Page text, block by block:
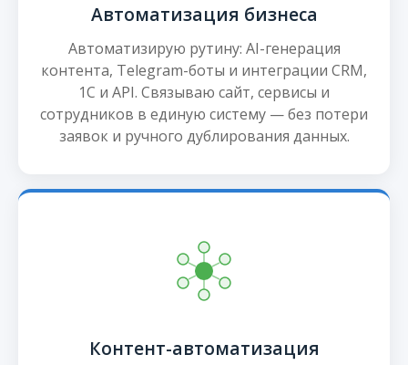
Автоматизация бизнеса
Автоматизирую рутину: AI-генерация
контента, Telegram-боты и интеграции CRM,
1С и API. Связываю сайт, сервисы и
сотрудников в единую систему — без потери
заявок и ручного дублирования данных.
Контент-автоматизация